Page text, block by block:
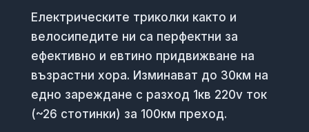
Електрическите триколки както и
велосипедите ни са перфектни за
ефективно и евтино придвижване на
възрастни хора. Изминават до 30км на
едно зареждане с разход 1кв 220v ток
(~26 стотинки) за 100км преход.